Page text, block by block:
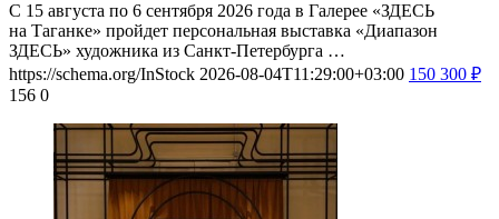
С 15 августа по 6 сентября 2026 года в Галерее «ЗДЕСЬ
на Таганке» пройдет персональная выставка «Диапазон
ЗДЕСЬ» художника из Санкт-Петербурга …
https://schema.org/InStock 2026-08-04T11:29:00+03:00 150 300 ₽
156 0